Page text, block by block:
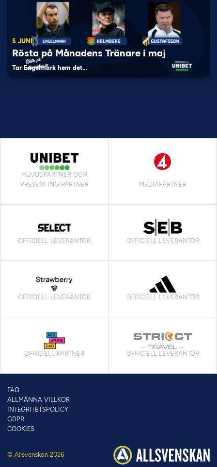
5 JUNI
Rösta på Månadens Tränare i maj
Tar Engelmark hem det…
HUVUDPARTNER OCH
PRESENTING PARTNER
MEDIAPARTNER
OFFICIELL LEVERANTÖR OFFICIELL LEVERANTÖR
OFFICIELL LEVERANTÖR OFFICIELL LEVERANTÖR
OFFICIELL PARTNER OFFICIELL LEVERANTÖR
© Allsvenskan 2026
FAQ
ALLMÄNNA VILLKOR
INTEGRITETSPOLICY
GDPR
COOKIES